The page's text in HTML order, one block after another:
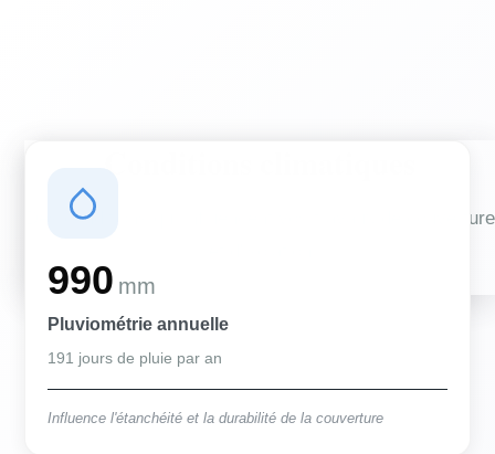
Des conditions qui influencent vos travaux de couverture
990 mm
Pluviométrie annuelle
191 jours de pluie par an
Influence l'étanchéité et la durabilité de la couverture